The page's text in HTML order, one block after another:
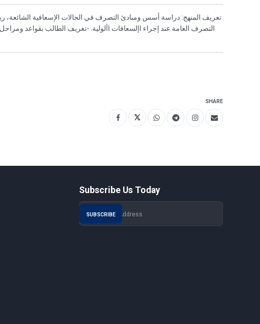
تعريف المنهج: دراسة أسس ومبادئ التصرف في الحالات الإسعافية
التصرف العامة عند إجراء اإلسعافات األولية. -تعريف الطالب بقواعد
SHARE
Subscribe Us Today